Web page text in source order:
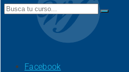
Search
Facebook